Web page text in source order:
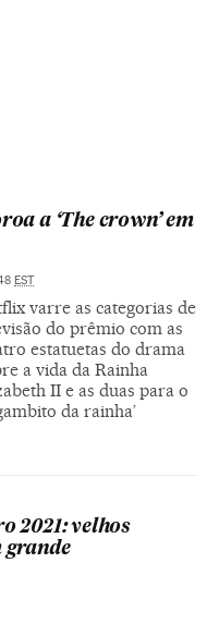
a ‘The crown’ em
EST
varre as categorias de
do prêmio com as
estatuetas do drama
a vida da Rainha
II e as duas para o
da rainha’
2021: velhos
grande